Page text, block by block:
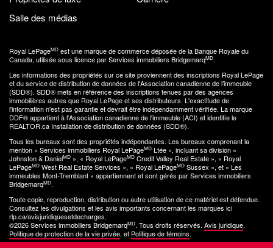
Salle des médias
Royal LePageMD est une marque de commerce déposée de la Banque Royale du
Canada, utilisée sous licence par Services immobiliers BridgemarqMD.
Les informations des propriétés sur ce site proviennent des inscriptions Royal LePage
et du service de distribution de données de l'Association canadienne de l’immeuble
(SDD®). SDD® mets en référence des inscriptions tenues par des agences
immobilières autres que Royal LePage et ses distributeurs. L'exactitude de
l'information n'est pas garantie et devrait être indépendamment vérifiée. La marque
DDF® appartient à l'Association canadienne de l'immeuble (ACI) et identifie le
REALTOR.ca Installation de distribution de données (SDD®).
Tous les bureaux sont des propriétés indépendantes. Les bureaux comprenant la
mention « Services immobiliers Royal LePageMD Ltée », incluant sa division «
Johnston & DanielMD », « Royal LePageMD Credit Valley Real Estate », « Royal
LePageMD West Real Estate Services », « Royal LePageMD Sussex », et « Les
immeubles Mont-Tremblant » appartiennent et sont gérés par Services immobiliers
BridgemarqMD.
Toute copie, reproduction, distribution ou autre utilisation de ce matériel est défendue.
Consultez les divulgations et les avis importants concernant les marques ici
rlp.ca/avisjuridiquesetdecharges.
©2026 Services immobiliers BridgemarqMD. Tous droits réservés. Avis juridique,
Politique de protection de la vie privée, et Politique de témoins.